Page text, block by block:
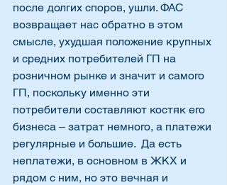
после долгих споров, ушли. ФАС
возвращает нас обратно в этом
смысле, ухудшая положение крупных
и средних потребителей ГП на
розничном рынке и значит и самого
ГП, поскольку именно эти
потребители составляют костяк его
бизнеса – затрат немного, а платежи
регулярные и большие.  Да есть
неплатежи, в основном в ЖКХ и
рядом с ним, но это вечная и